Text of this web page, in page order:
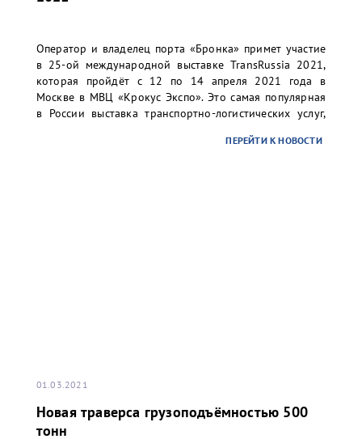
Оператор и владелец порта «Бронка» примет участие
в 25-ой международной выставке TransRussia 2021,
которая пройдёт с 12 по 14 апреля 2021 года в
Москве в МВЦ «Крокус Экспо». Это самая популярная
в России выставка транспортно-логистических услуг,
ПЕРЕЙТИ К НОВОСТИ
01.03.2021
Новая траверса грузоподъёмностью 500
тонн